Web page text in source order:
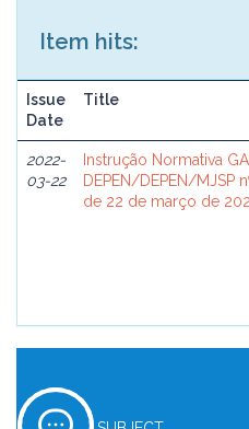
Item hits:
Issue
Date
Title
2022-
03-22
Instrução Normativa
DEPEN/DEPEN/MJSP
de 22 de março de